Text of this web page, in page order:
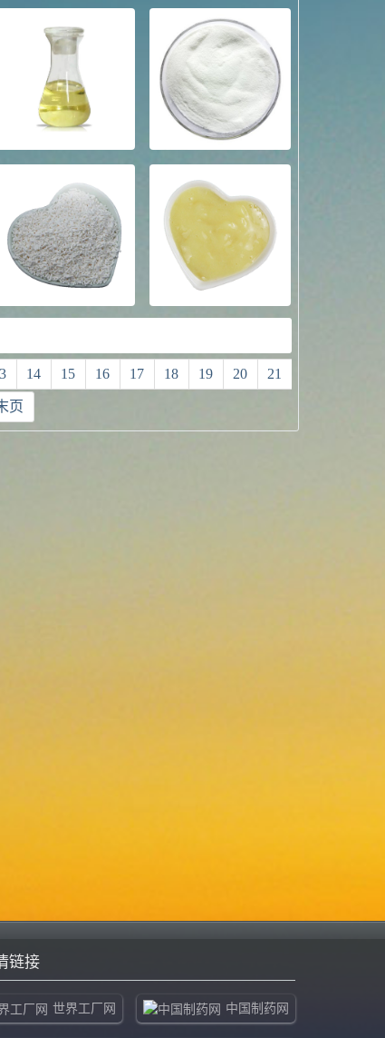
14 15 16 17 18 19 20 21
页
链接
世界工厂网 中国制药网